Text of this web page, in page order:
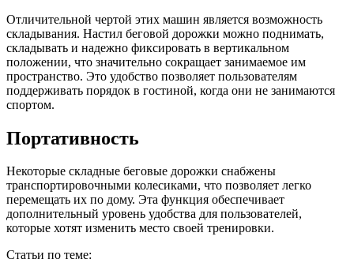
Отличительной чертой этих машин является возможность
складывания. Настил беговой дорожки можно поднимать,
складывать и надежно фиксировать в вертикальном
положении, что значительно сокращает занимаемое им
пространство. Это удобство позволяет пользователям
поддерживать порядок в гостиной, когда они не занимаются
спортом.
Портативность
Некоторые складные беговые дорожки снабжены
транспортировочными колесиками, что позволяет легко
перемещать их по дому. Эта функция обеспечивает
дополнительный уровень удобства для пользователей,
которые хотят изменить место своей тренировки.
Статьи по теме: